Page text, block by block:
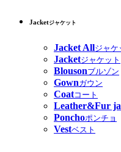
Jacketジャケット
Jacket Allジャケ
Jacketジャケット
Blousonブルゾン
Gownガウン
Coatコート
Leather&Fur
Ponchoポンチョ
Vestベスト